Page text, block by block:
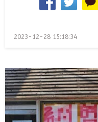
Posted
2023-12-28 15:18:34